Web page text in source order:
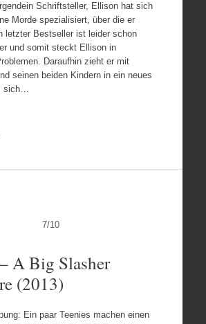
Schriftsteller, Ellison hat sich
Morde spezialisiert, über die er
letzter Bestseller ist leider schon
und somit steckt Ellison in
Daraufhin zieht er mit
seinen beiden Kindern in ein neues
sich…
7/10
A Big Slasher
(2013)
Ein paar Teenies machen einen